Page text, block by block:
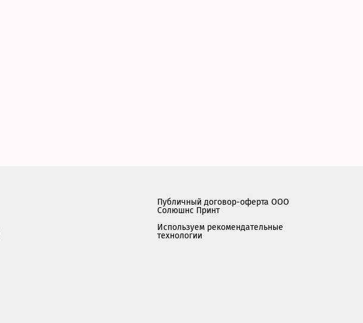
Публичный договор-оферта ООО
Солюшнс Принт
Используем рекомендательные
технологии